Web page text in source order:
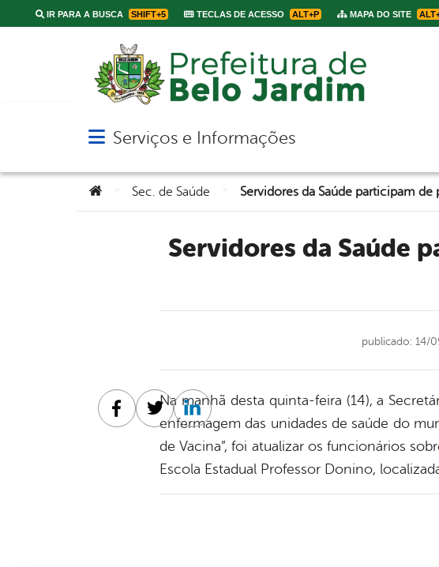
IR PARA A BUSCA SHIFT+5 TECLAS DE ACESSO ALT+P MAPA DO SITE
Abrir menu principal de navegação
Serviços e Informações
Você está aqui:Sec. de Saúde
Servidores da Saúde participam de palestra sobre calendário
publicado: 14/
Na manhã desta quinta-feira (14), a
enfermagem das unidades de saúde do
de Vacina”, foi atualizar os funcionários
Escola Estadual Professor Donino,
Facebook
TwitterLinkedin